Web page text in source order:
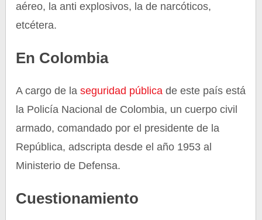
aéreo, la anti explosivos, la de narcóticos,
etcétera.
En Colombia
A cargo de laseguridad pública de este país está
la Policía Nacional de Colombia, un cuerpo civil
armado, comandado por el presidente de la
República, adscripta desde el año 1953 al
Ministerio de Defensa.
Cuestionamiento